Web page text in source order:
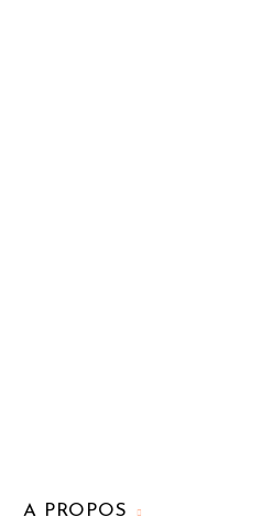
A PROPOS